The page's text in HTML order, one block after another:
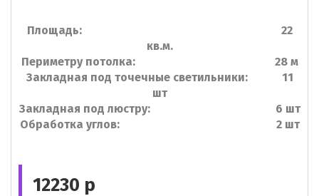
Площадь: 22
кв.м.
Периметру потолка: 28 м
Закладная под точечные светильники: 11
шт
Закладная под люстру: 6 шт
Обработка углов: 2 шт
12230 р